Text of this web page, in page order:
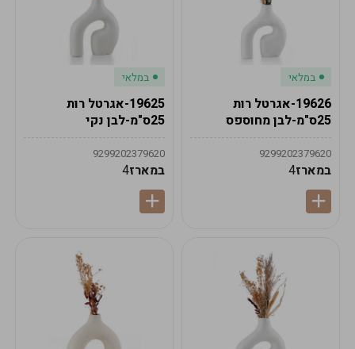
במלאי
19626-אגרטל רות
25ס"מ-לבן מחוספס
9299202379620
במארז4
במלאי
19625-אגרטל רות
25ס"מ-לבן נקי
9299202379620
במארז4